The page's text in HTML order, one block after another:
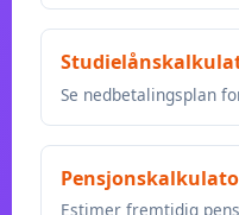
Se nedbetalingsplan
Estimer fremtidig